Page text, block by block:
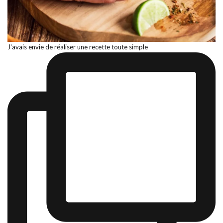
J'avais envie de réaliser une recette toute simple